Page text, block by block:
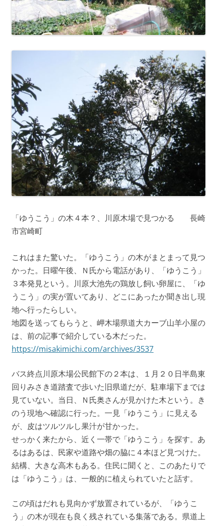
「ゆうこう」の木４本？、川原木場で見つかる 長崎
市宮崎町
これはまた驚いた。「ゆうこう」の木がまとまって見つ
かった。日曜午後、Ｎ氏から電話があり、「ゆうこう」
３本発見という。川原大池先の鶏放し飼い卵屋に、「ゆ
うこう」の実が置いてあり、どこにあったか聞き出し現
地へ行ったらしい。
地図を送ってもらうと、岬木場県道大カーブ山羊小屋の
は、前の記事で紹介している木だった。
https://misakimichi.com/archives/3537
バス終点川原木場公民館下の２本は、１月２０日半島東
回りみさき道踏査で歩いた旧県道だが、駐車場下までは
見ていない。当日、Ｎ氏奥さんが見かけた木という。き
のう現地へ確認に行った。一見「ゆうこう」に見える
が、皮はツルツルし果汁が甘かった。
せっかく来たから、近く一帯で「ゆうこう」を探す。あ
るはあるは、民家や道路や畑の脇に４本ほど見つけた。
結構、大きな高木もある。住民に聞くと、このあたりで
は「ゆうこう」は、一般的に植えられていたと話す。
この頃はだれも見向かず放置されているが、「ゆうこ
う」の木が現在も良く残されている集落である。県道上